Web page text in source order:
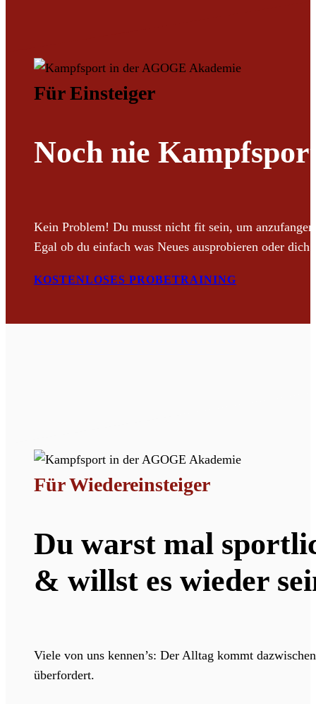
Für Einsteiger
Noch nie
Kein Problem! Du musst nicht fit sein, um
Egal ob du einfach was Neues ausprobieren oder
KOSTENLOSES PROBETRAINING
Für Wiedereinsteiger
Du warst mal
& willst es wieder
Viele von uns kennen’s: Der Alltag kommt
überfordert.